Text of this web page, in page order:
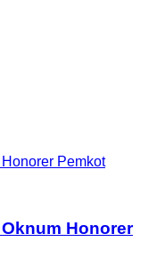
Pemkot
Honorer